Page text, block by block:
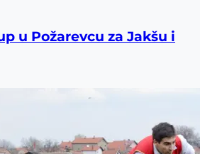
u Požarevcu za Jakšu i